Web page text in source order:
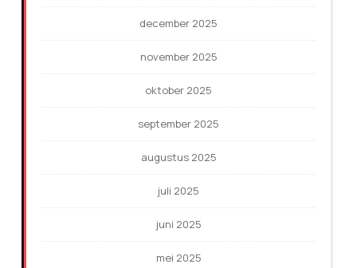
december 2025
november 2025
oktober 2025
september 2025
augustus 2025
juli 2025
juni 2025
mei 2025